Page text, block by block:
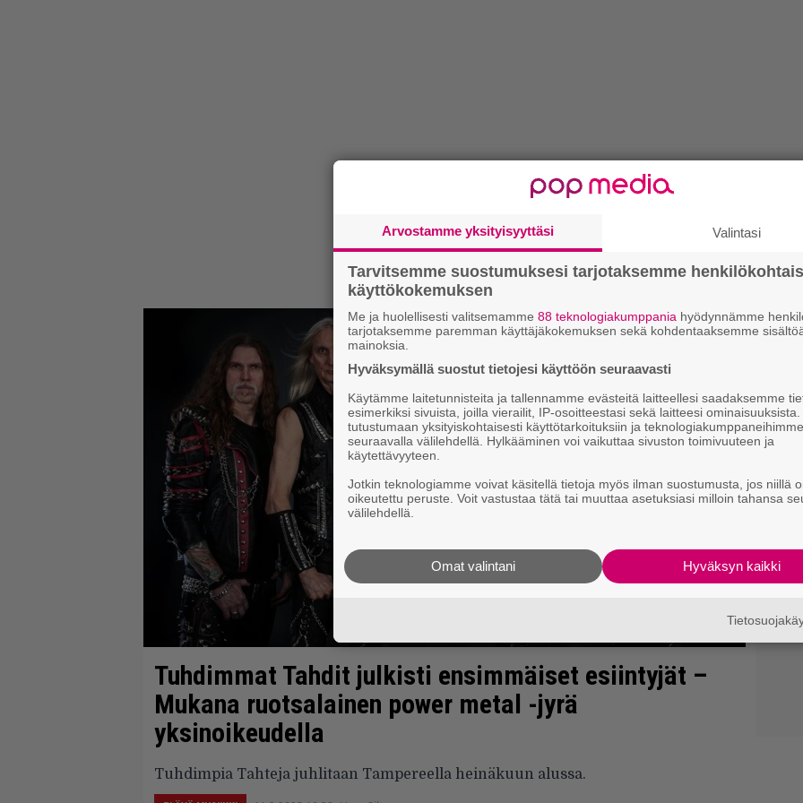
Tuhdimmat Tahdit julkisti ensimmäiset esiintyjät –
Mukana ruotsalainen power metal -jyrä
yksinoikeudella
Tuhdimpia Tahteja juhlitaan Tampereella heinäkuun alussa.
Arvostamme yksityisyyttäsi Valintasi
Tarvitsemme suostumuksesi tarjotaksemme
käyttökokemuksen
Me ja huolellisesti valitsemamme 88 teknologiakumppania hyödynnämme
tarjotaksemme paremman käyttäjäkokemuksen sekä kohdentaaksemme
mainoksia.
Hyväksymällä suostut tietojesi käyttöön seuraavasti
Käytämme laitetunnisteita ja tallennamme evästeitä laitteellesi saadaksemme
esimerkiksi sivuista, joilla vierailit, IP-osoitteestasi sekä laitteesi
tutustumaan yksityiskohtaisesti käyttötarkoituksiin ja teknologiakumppaneihimme
seuraavalla välilehdellä. Hylkääminen voi vaikuttaa sivuston toimivuuteen ja
käytettävyyteen.
Jotkin teknologiamme voivat käsitellä tietoja myös ilman suostumusta, jos niillä
oikeutettu peruste. Voit vastustaa tätä tai muuttaa asetuksiasi milloin tahansa
välilehdellä.
Hyväksyn kaikki
Omat valintani